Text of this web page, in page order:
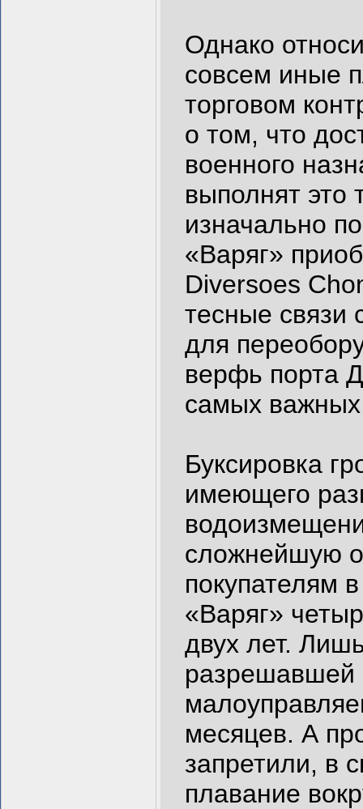
Однако
совсем иные
торговом
о том, что
военного
выполнят это
изначально
«Варяг»
Diversoes
тесные связи
для
верфь порта
самых важных
Буксировка
имеющего
сложнейшую
покупателям
«Варяг»
двух лет.
разрешавшей
месяцев. А
запретили, в
плавание